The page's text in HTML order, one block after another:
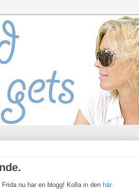
nu har en blogg! Kolla in den här.